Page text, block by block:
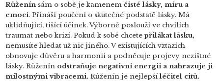
Růženín sám o sobě je kamenemčisté lásky, míru a
emocí. Přináší poučení o skutečné podstatě lásky. Má
uklidňující, tišící účinek. Výborně poslouží ve chvílích
traumat nebo krizí. Pokud k sobě chcetepřilákat lásku,
nemusíte hledat už nic jiného. V existujících vztazích
obnovuje důvěru a harmonii a podněcuje projevy nezištné
lásky. Růženín odstraňuje negativní energii a nahrazuje ji
milostnými vibracemi. Růženín je nejlepšíléčitel citů.